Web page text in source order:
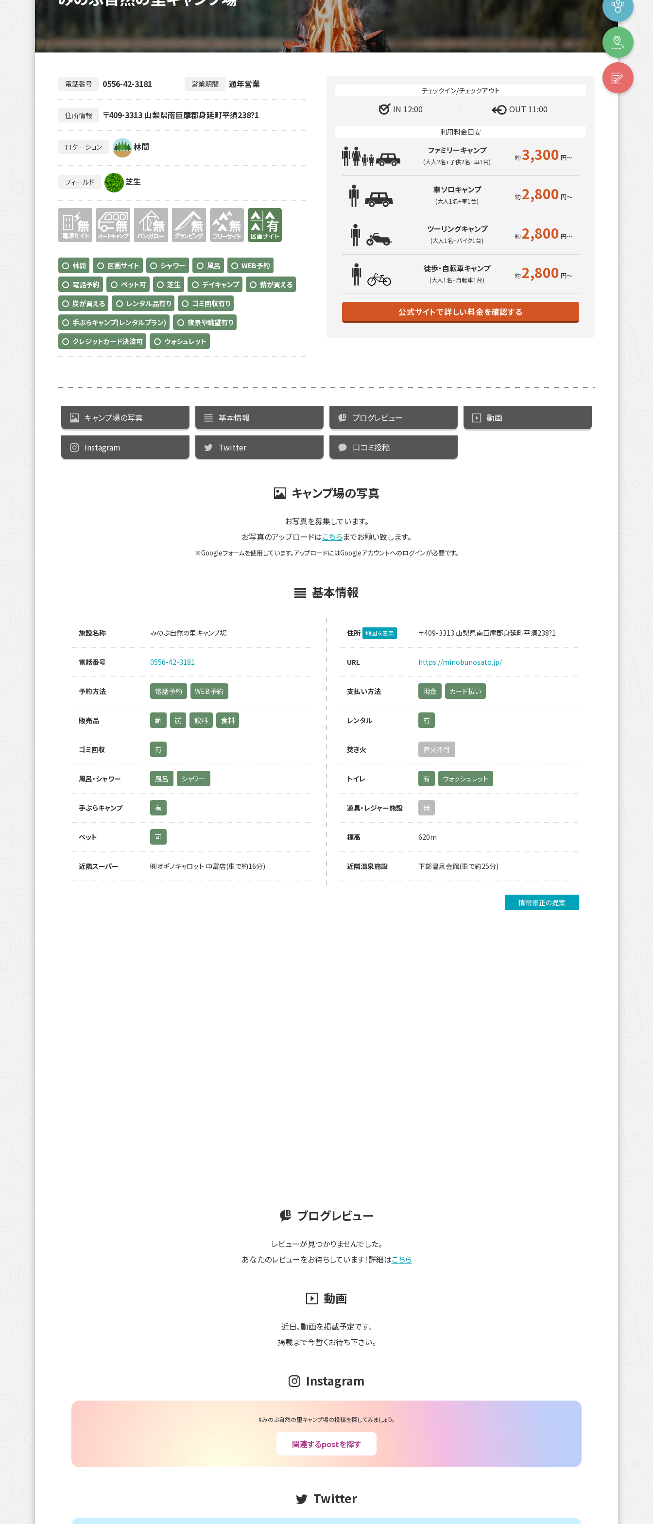
電話番号 0556-42-3181 営業期間 通年営業
住所情報 〒409-3313 山梨県南巨摩郡身延町平須238?1
ロケーション 林間
フィールド 芝生
無 無 有り
林間 区画サイト シャワー 風呂
WEB予約
電話予約
ペット可 芝生 デイキャンプ
薪が買える
炭が買える
レンタル品有り
ゴミ回収有り
手ぶらキャンプ(レンタルプラン)
夜景や眺望有り
クレジットカード決済可
ウォシュレット
IN 12:00 OUT 11:00
ファミリーキャンプ
(大人2名+子供2名+車1台) 3,300
車ソロキャンプ
(大人1名+車1台) 2,800
ツーリングキャンプ
(大人1名+バイク1台) 2,800
徒歩・自転車キャンプ
(大人1名+自転車1台) 2,800
公式サイトで詳しい料金を確認する
キャンプ場の写真 基本情報 ブログレビュー 動画
Instagram Twitter 口コミ投稿
キャンプ場の写真
お写真を募集しています。
お写真のアップロードはこちらまでお願い致します。
※Googleフォームを使用しています。アップロードにはGoogleアカウントへのログインが必要です。
基本情報
施設名称 みのぶ自然の里キャンプ場 住所 地図を表示 〒409-3313 山梨県南巨摩郡身延町平須238?1
電話番号 0556-42-3181 URL https://minobunosato.jp/
予約方法 電話予約 WEB予約 支払い方法 現金 カード払い
販売品 薪 炭 飲料 食料 レンタル 有
ゴミ回収 有 焚き火 直火不可
風呂・シャワー 風呂 シャワー トイレ 有 ウォッシュレット
手ぶらキャンプ 有 遊具・レジャー施設 無
ペット 可 標高 620m
近隣スーパー ㈱オギノキャロット 中富店(車で約16分) 近隣温泉施設 下部温泉会館(車で約25分)
情報修正の提案
ブログレビュー
レビューが見つかりませんでした。
あなたのレビューをお待ちしています！詳細はこちら
動画
近日､動画を掲載予定です。
掲載まで今暫くお待ち下さい。
Instagram
#みのぶ自然の里キャンプ場の投稿を探してみましょう。
関連するpostを探す
Twitter